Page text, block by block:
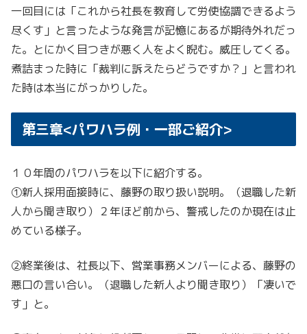
一回目には「これから社長を教育して労使協調できるよう
尽くす」と言ったような発言が記憶にあるが期待外れだっ
た。とにかく目つきが悪く人をよく睨む。威圧してくる。
煮詰まった時に「裁判に訴えたらどうですか？」と言われ
た時は本当にがっかりした。
第三章<パワハラ例・一部ご紹介>
１０年間のパワハラを以下に紹介する。
①新人採用面接時に、藤野の取り扱い説明。（退職した新
人から聞き取り）２年ほど前から、警戒したのか現在は止
めている様子。
②終業後は、社長以下、営業事務メンバーによる、藤野の
悪口の言い合い。（退職した新人より聞き取り）「凄いで
す」と。